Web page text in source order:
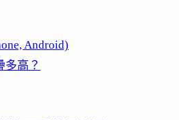
Android)
多高？